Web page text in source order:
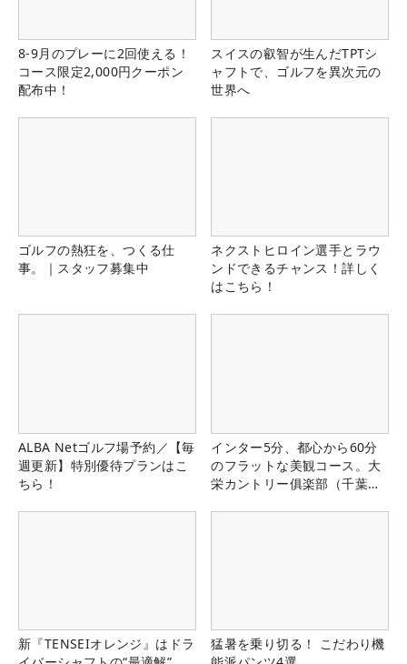
8-9月のプレーに2回使える！
コース限定2,000円クーポン
配布中！
スイスの叡智が生んだTPTシ
ャフトで、ゴルフを異次元の
世界へ
ゴルフの熱狂を、つくる仕
事。｜スタッフ募集中
ネクストヒロイン選手とラウ
ンドできるチャンス！詳しく
はこちら！
ALBA Netゴルフ場予約／【毎
週更新】特別優待プランはこ
ちら！
インター5分、都心から60分
のフラットな美観コース。大
栄カントリー俱楽部（千葉
新『TENSEIオレンジ』はドラ
猛暑を乗り切る！ こだわり機